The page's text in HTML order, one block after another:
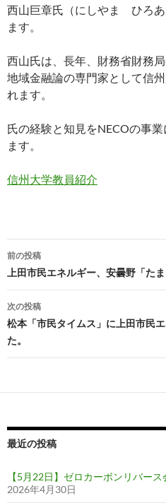
西山巨章氏（にしやま ひろあ
ます。
西山氏は、長年、財務省財務
地域金融論の専門家として信
れます。
氏の経験と知見をNECOの事
ます。
信州大学教員紹介
投
稿
ナ
ビ
ゲ
シ
ョ
ン
前の投稿
上田市民エネルギー、安曇野「た
次の投稿
松本「市民タイムス」に上田市民
た。
最近の投稿
【5月22日】ゼロカーボンリバー
2026年4月30日